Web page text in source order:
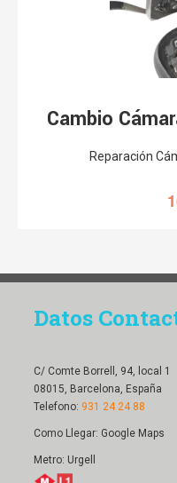
Cambio
Reparación
Datos
C/ Comte Borrell, 94, local 1
08015, Barcelona, España
Telefono: 931 24 24 88
Como Llegar: Google Maps
Metro: Urgell